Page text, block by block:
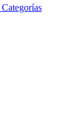
Categorías